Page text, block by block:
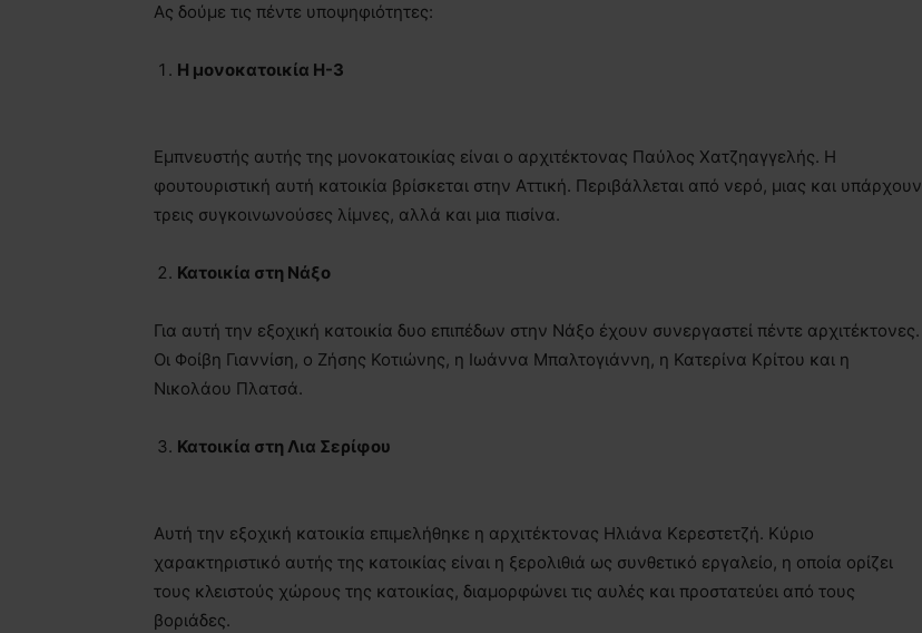
Ας δούμε τις πέντε υποψηφιότητες:
Η μονοκατοικία Η-3
Εμπνευστής αυτής της μονοκατοικίας είναι ο αρχιτέκτονας Παύλος Χατζηαγγελής. Η
φουτουριστική αυτή κατοικία βρίσκεται στην Αττική. Περιβάλλεται από νερό, μιας και υπάρχουν
τρεις συγκοινωνούσες λίμνες, αλλά και μια πισίνα.
Κατοικία στη Νάξο
Για αυτή την εξοχική κατοικία δυο επιπέδων στην Νάξο έχουν συνεργαστεί πέντε αρχιτέκτονες.
Οι Φοίβη Γιαννίση, ο Ζήσης Κοτιώνης, η Ιωάννα Μπαλτογιάννη, η Κατερίνα Κρίτου και η
Νικολάου Πλατσά.
Κατοικία στη Λια Σερίφου
Αυτή την εξοχική κατοικία επιμελήθηκε η αρχιτέκτονας Ηλιάνα Κερεστετζή. Κύριο
χαρακτηριστικό αυτής της κατοικίας είναι η ξερολιθιά ως συνθετικό εργαλείο, η οποία ορίζει
τους κλειστούς χώρους της κατοικίας, διαμορφώνει τις αυλές και προστατεύει από τους
βοριάδες.